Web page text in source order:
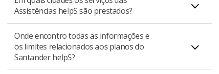
utilização. Assim que confirmamos o pagamento, você
poderá desfrutar dos serviços.
Assistências helpS são prestados?
Nossos serviços são prestados em todo o território
nacional.
Onde encontro todas as informações e
os limites relacionados aos planos do
Santander helpS?